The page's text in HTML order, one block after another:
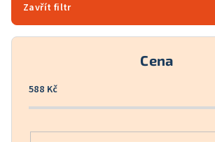
r
o
Zavřít filtr
Cena
588 Kč